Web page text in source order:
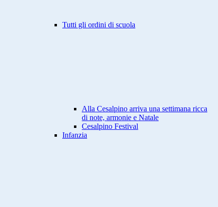
Tutti gli ordini di scuola
Alla Cesalpino arriva una settimana ricca
di note, armonie e Natale
Cesalpino Festival
Infanzia